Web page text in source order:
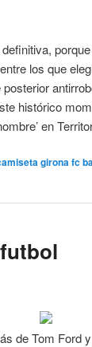
los que
histórico
en
girona fc
de Tom Ford